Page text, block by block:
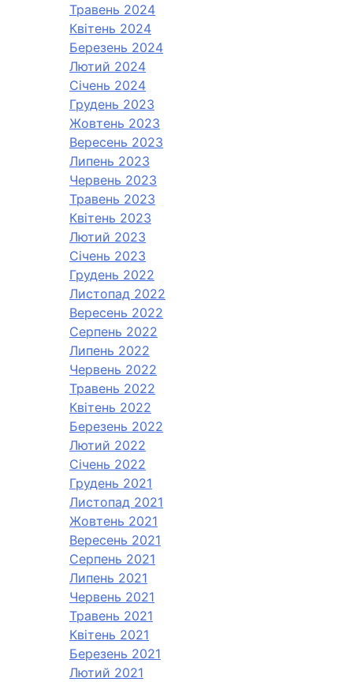
Травень 2024
Квітень 2024
Березень 2024
Лютий 2024
Січень 2024
Грудень 2023
Жовтень 2023
Вересень 2023
Липень 2023
Червень 2023
Травень 2023
Квітень 2023
Лютий 2023
Січень 2023
Грудень 2022
Листопад 2022
Вересень 2022
Серпень 2022
Липень 2022
Червень 2022
Травень 2022
Квітень 2022
Березень 2022
Лютий 2022
Січень 2022
Грудень 2021
Листопад 2021
Жовтень 2021
Вересень 2021
Серпень 2021
Липень 2021
Червень 2021
Травень 2021
Квітень 2021
Березень 2021
Лютий 2021